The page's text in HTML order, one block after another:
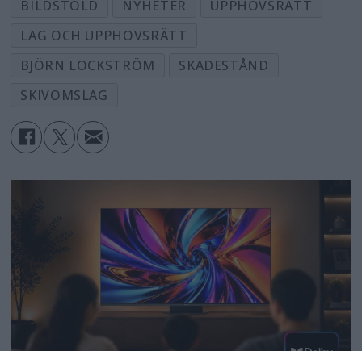
BILDSTÖLD NYHETER
UPPHOVSRÄTT
LAG OCH UPPHOVSRÄTT
BJÖRN LOCKSTRÖM
SKADESTÅND
SKIVOMSLAG